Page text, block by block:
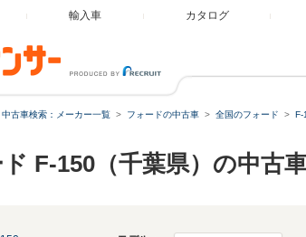
輸入車 カタログ
中古車検索：メーカー一覧 フォードの中古車 全国のフォード F-
F-150（千葉県）の中古